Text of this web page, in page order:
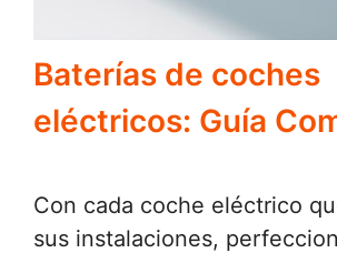
Baterías de coches
eléctricos: Guía
Con cada coche eléctrico
sus instalaciones,